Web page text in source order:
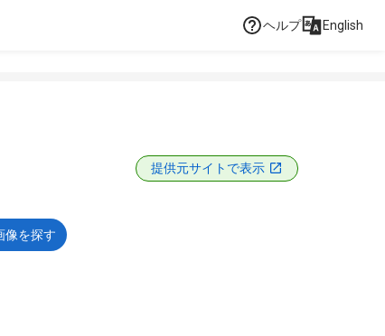
ヘルプ English
提供元サイトで表示
像を探す